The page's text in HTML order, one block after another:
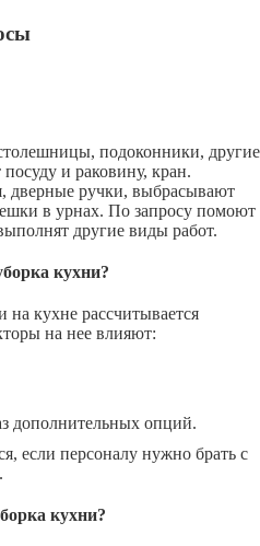
подоконники, другие
и раковину, кран.
дверные ручки, выбрасывают
в урнах. По запросу помоют
другие виды работ.
кухни?
на кухне рассчитывается
на нее влияют:
дополнительных опций.
если персоналу нужно брать с
кухни?